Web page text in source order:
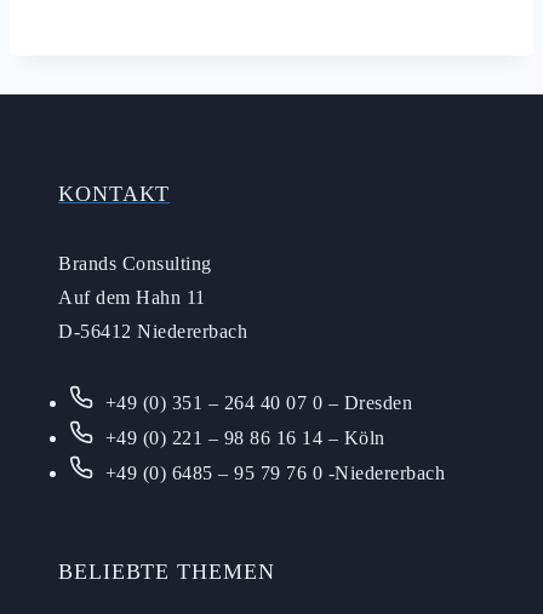
KONTAKT
Brands Consulting
Auf dem Hahn 11
D-56412 Niedererbach
+49 (0) 351 – 264 40 07 0 – Dresden
+49 (0) 221 – 98 86 16 14 – Köln
+49 (0) 6485 – 95 79 76 0 -Niedererbach
BELIEBTE THEMEN